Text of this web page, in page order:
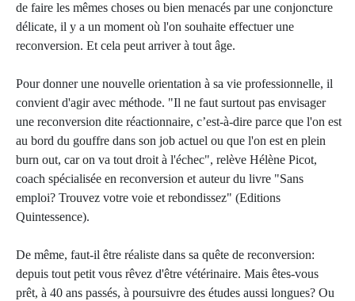
de faire les mêmes choses ou bien menacés par une conjoncture
délicate, il y a un moment où l'on souhaite effectuer une
reconversion. Et cela peut arriver à tout âge.
Pour donner une nouvelle orientation à sa vie professionnelle, il
convient d'agir avec méthode. "Il ne faut surtout pas envisager
une reconversion dite réactionnaire, c’est-à-dire parce que l'on est
au bord du gouffre dans son job actuel ou que l'on est en plein
burn out, car on va tout droit à l'échec", relève Hélène Picot,
coach spécialisée en reconversion et auteur du livre "Sans
emploi? Trouvez votre voie et rebondissez" (Editions
Quintessence).
De même, faut-il être réaliste dans sa quête de reconversion:
depuis tout petit vous rêvez d'être vétérinaire. Mais êtes-vous
prêt, à 40 ans passés, à poursuivre des études aussi longues? Ou